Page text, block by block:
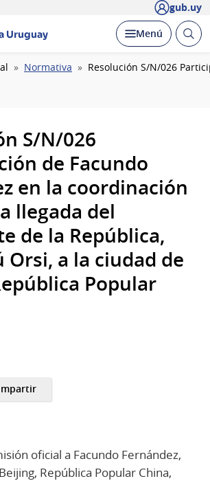
gub.uy
Uruguay Desplegar
Menú Abrir
Normativa Resolución S/N/026
S/N/026
de Facundo
en la coordinación
llegada del
de la República,
Orsi, a la ciudad de
Popular
oficial a Facundo Fernández,
República Popular China,